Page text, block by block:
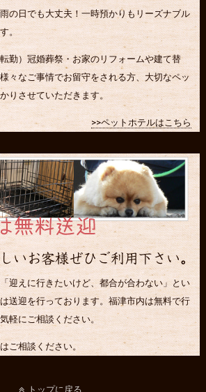
の日でも大丈夫！一時預かりもリーズナブル
。
勤）冠婚葬祭・お家のリフォームや建て替
々なご事情でお留守をされる方、大切なペッ
りさせていただきます。
>>ペットホテルはこちら
迎えに行きたいけど、都合が合わない」とい
送迎を行っております。福津市内は無料で行
軽にご相談ください。
ご相談ください。
トップに戻る